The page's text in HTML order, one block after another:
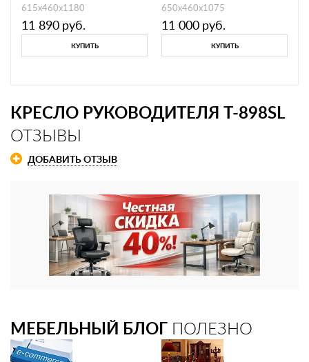
615х460х1180
11 890 руб.
КУПИТЬ
650x460x1075
11 000 руб.
КУПИТЬ
КРЕСЛО РУКОВОДИТЕЛЯ T-898SL
ОТЗЫВЫ
ДОБАВИТЬ ОТЗЫВ
МЕБЕЛЬНЫЙ БЛОГ ПОЛЕЗНО